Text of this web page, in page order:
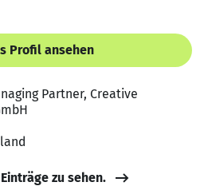
Profil ansehen
Partner, Creative
zu sehen.